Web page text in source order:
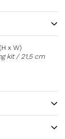
x W)
kit / 21,5 cm